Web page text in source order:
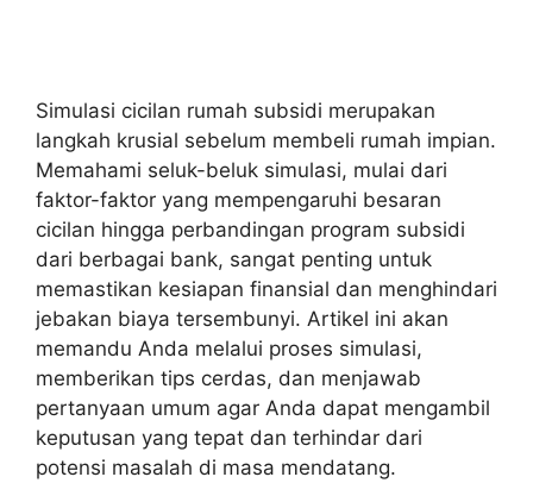
Simulasi cicilan rumah subsidi merupakan
langkah krusial sebelum membeli rumah impian.
Memahami seluk-beluk simulasi, mulai dari
faktor-faktor yang mempengaruhi besaran
cicilan hingga perbandingan program subsidi
dari berbagai bank, sangat penting untuk
memastikan kesiapan finansial dan menghindari
jebakan biaya tersembunyi. Artikel ini akan
memandu Anda melalui proses simulasi,
memberikan tips cerdas, dan menjawab
pertanyaan umum agar Anda dapat mengambil
keputusan yang tepat dan terhindar dari
potensi masalah di masa mendatang.